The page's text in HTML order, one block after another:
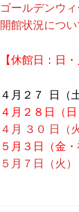
ゴールデンウ
開館状況につい
【休館日：日・
４月２７ 日（
４ 月２８ 日（日
４月 ３０ 日（
５月３日（金
５月７日（火